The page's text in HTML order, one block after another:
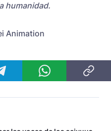
humanidad.
Animation